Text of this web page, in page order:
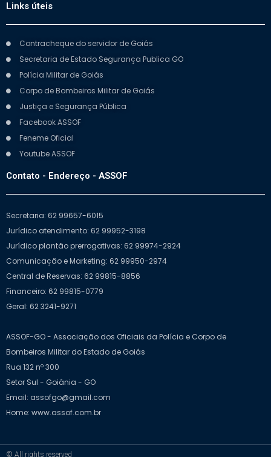
Links úteis
Contracheque do servidor de Goiás
Secretaria de Estado Segurança Publica GO
Polícia Militar de Goiás
Corpo de Bombeiros Militar de Goiás
Justiça e Segurança Pública
Facebook ASSOF
Feneme Oficial
Youtube ASSOF
Contato - Endereço - ASSOF
Secretaria: 62 99657-6015
Jurídico atendimento: 62 99952-3198
Jurídico plantão prerrogativas: 62 99974-2924
Comunicação e Marketing: 62 99950-2974
Central de Reservas: 62 99815-8856
Financeiro: 62 99815-0779
Geral: 62 3241-9271
ASSOF-GO - Associação dos Oficiais da Polícia e Corpo de
Bombeiros Militar do Estado de Goiás
Rua 132 nº 300
Setor Sul - Goiânia - GO
Email: assofgo@gmail.com
Home: www.assof.com.br
© All rights reserved